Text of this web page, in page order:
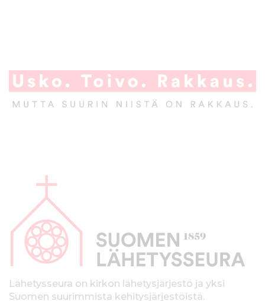
p
kLähetysseura on kirkon lähetysjärjestö ja yksi
Suomen suurimmista kehitysjärjestöistä.